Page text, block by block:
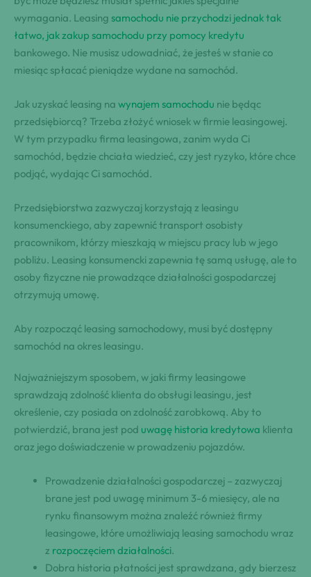
wymagania. Leasing samochodu nie przychodzi jednak tak
łatwo, jak zakup samochodu przy pomocy kredytu
bankowego. Nie musisz udowadniać, że jesteś w stanie co
miesiąc spłacać pieniądze wydane na samochód.
Jak uzyskać leasing na wynajem samochodu nie będąc
przedsiębiorcą? Trzeba złożyć wniosek w firmie leasingowej.
W tym przypadku firma leasingowa, zanim wyda Ci
samochód, będzie chciała wiedzieć, czy jest ryzyko, które chce
podjąć, wydając Ci samochód.
Przedsiębiorstwa zazwyczaj korzystają z leasingu
konsumenckiego, aby zapewnić transport osobisty
pracownikom, którzy mieszkają w miejscu pracy lub w jego
pobliżu. Leasing konsumencki zapewnia tę samą usługę, ale to
osoby fizyczne nie prowadzące działalności gospodarczej
otrzymują umowę.
Aby rozpocząć leasing samochodowy, musi być dostępny
samochód na okres leasingu.
Najważniejszym sposobem, w jaki firmy leasingowe
sprawdzają zdolność klienta do obsługi leasingu, jest
określenie, czy posiada on zdolność zarobkową. Aby to
potwierdzić, brana jest pod uwagę historia kredytowa klienta
oraz jego doświadczenie w prowadzeniu pojazdów.
Prowadzenie działalności gospodarczej – zazwyczaj
brane jest pod uwagę minimum 3-6 miesięcy, ale na
rynku finansowym można znaleźć również firmy
leasingowe, które umożliwiają leasing samochodu wraz
z rozpoczęciem działalności.
Dobra historia płatności jest sprawdzana, gdy bierzesz